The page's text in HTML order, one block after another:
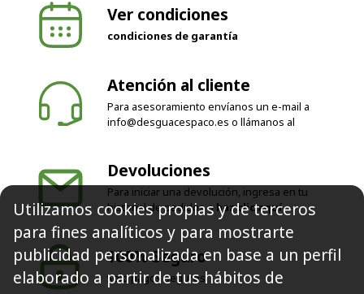
Ver condiciones
condiciones de garantía
Atención al cliente
Para asesoramiento envíanos un e-mail a
info@desguacespaco.es o llámanos al
Devoluciones
Para iniciar una devolución, ingresa en tu
historial de pedidos o haz clic aquí
100% Seguro
Solo pagos seguros
Utilizamos cookies propias y de terceros
para fines analíticos y para mostrarte
publicidad personalizada en base a un perfil
elaborado a partir de tus hábitos de